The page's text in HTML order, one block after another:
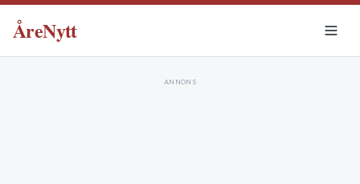
ÅreNytt
ANNONS